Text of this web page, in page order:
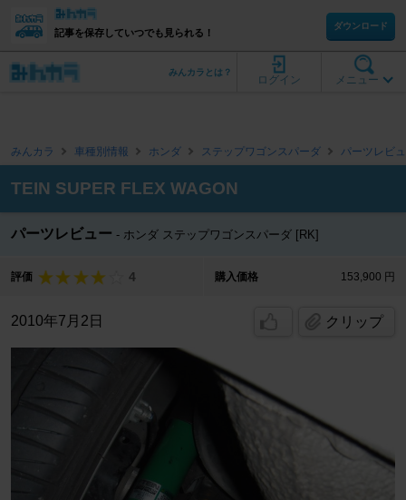
記事を保存していつでも見られる！
ダウンロード
メニュー
ログイン
みんカラとは？
みんカラ 車種別情報 ホンダ ステップワゴンスパーダ パーツレビ
TEIN SUPER FLEX WAGON
パーツレビュー ホンダ ステップワゴンスパーダ [RK]
評価 4 購入価格 153,900 円
2010年7月2日 クリップ